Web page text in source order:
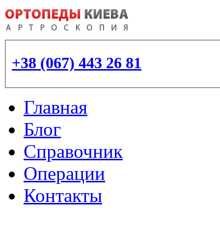
+38 (067) 443 26 81
Главная
Блог
Справочник
Операции
Контакты